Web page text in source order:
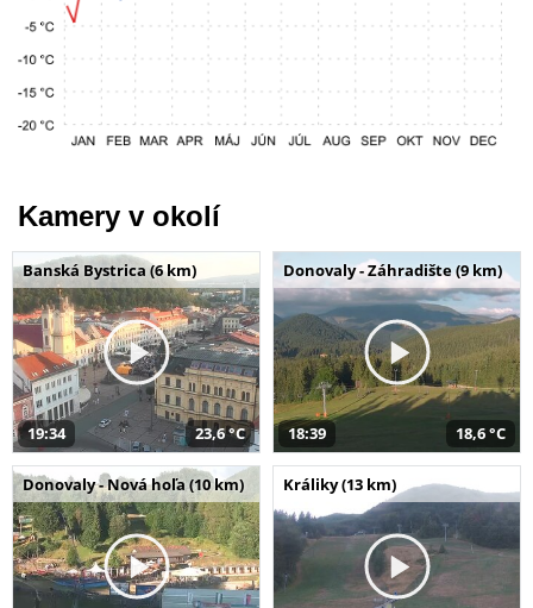
Kamery v okolí
Banská Bystrica (6 km)
19:34 23,6 °C
Donovaly - Záhradište (9 km)
18:39 18,6 °C
Donovaly - Nová hoľa (10 km) Králiky (13 km)